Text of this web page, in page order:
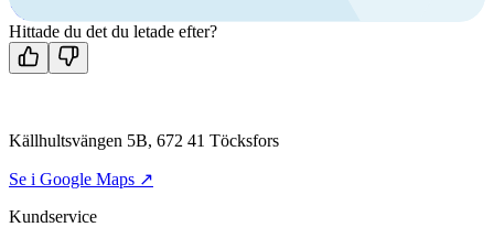
Kontakta oss
Hittade du det du letade efter?
Källhultsvängen 5B, 672 41 Töcksfors
Se i Google Maps ↗
Kundservice